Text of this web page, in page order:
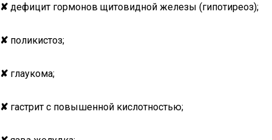
✘ дефицит гормонов щитовидной железы (гипотиреоз);
✘ поликистоз;
✘ глаукома;
✘ гастрит с повышенной кислотностью;